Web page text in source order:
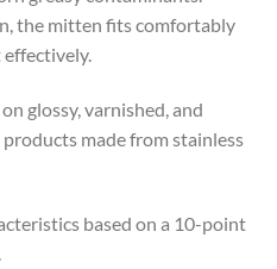
the mitten fits comfortably
glossy, varnished, and
made from stainless
based on a 10-point